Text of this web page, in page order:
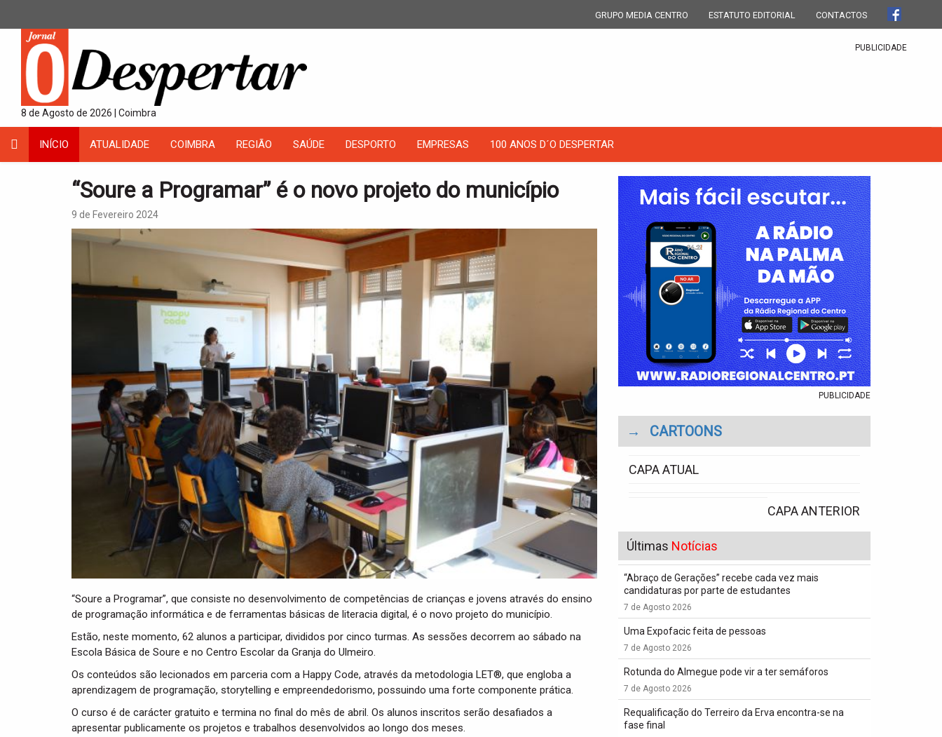
GRUPO MEDIA CENTRO ESTATUTO EDITORIAL CONTACTOS
8 de Agosto de 2026 | Coimbra
PUBLICIDADE
INÍCIO ATUALIDADE COIMBRA REGIÃO SAÚDE DESPORTO EMPRESAS 100 ANOS D´O DESPERTAR
“Soure a Programar” é o novo projeto do município
9 de Fevereiro 2024
“Soure a Programar”, que consiste no desenvolvimento de competências de crianças e jovens através do ensino
de programação informática e de ferramentas básicas de literacia digital, é o novo projeto do município.
Estão, neste momento, 62 alunos a participar, divididos por cinco turmas. As sessões decorrem ao sábado na
Escola Básica de Soure e no Centro Escolar da Granja do Ulmeiro.
Os conteúdos são lecionados em parceria com a Happy Code, através da metodologia LET®, que engloba a
aprendizagem de programação, storytelling e empreendedorismo, possuindo uma forte componente prática.
O curso é de carácter gratuito e termina no final do mês de abril. Os alunos inscritos serão desafiados a
apresentar publicamente os projetos e trabalhos desenvolvidos ao longo dos meses.
PUBLICIDADE
→ CARTOONS
CAPA ATUAL
CAPA ANTERIOR
Últimas Notícias
“Abraço de Gerações” recebe cada vez mais
candidaturas por parte de estudantes
7 de Agosto 2026
Uma Expofacic feita de pessoas
7 de Agosto 2026
Rotunda do Almegue pode vir a ter semáforos
7 de Agosto 2026
Requalificação do Terreiro da Erva encontra-se na
fase final